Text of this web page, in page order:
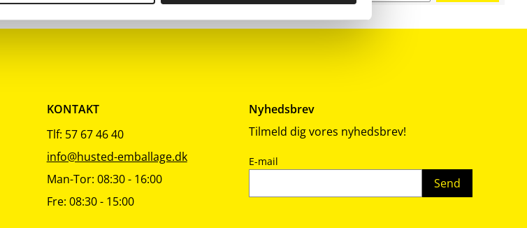
KONTAKT
Tlf: 57 67 46 40
info@husted-emballage.dk
Man-Tor: 08:30 - 16:00
Fre: 08:30 - 15:00
Nyhedsbrev
Tilmeld dig vores nyhedsbrev!
E-mail
Send